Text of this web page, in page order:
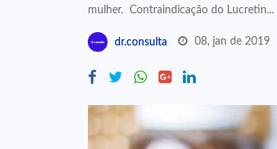
mulher. Contraindicação do Lucretin...
dr.consulta 08, jan de 2019